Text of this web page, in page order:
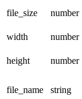
file_size
number
width
number
height
number
file_name string